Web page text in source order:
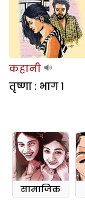
कहानी
तृष्णा : भाग 1
सामाजिक